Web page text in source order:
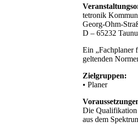
tetronik
Georg-Ohm-
D – 65232
Ein „Fachplaner
geltenden
Zielgruppen:
• Planer
Die Qualifikation
aus dem